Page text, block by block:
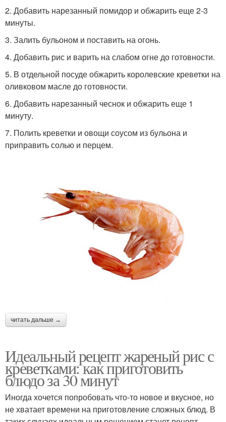
2. Добавить нарезанный помидор и обжарить еще 2-3
минуты.
3. Залить бульоном и поставить на огонь.
4. Добавить рис и варить на слабом огне до готовности.
5. В отдельной посуде обжарить королевские креветки на
оливковом масле до готовности.
6. Добавить нарезанный чеснок и обжарить еще 1
минуту.
7. Полить креветки и овощи соусом из бульона и
приправить солью и перцем.
читать дальше →
Идеальный рецепт жареный рис с
креветками: как приготовить
блюдо за 30 минут
Иногда хочется попробовать что-то новое и вкусное, но
не хватает времени на приготовление сложных блюд. В